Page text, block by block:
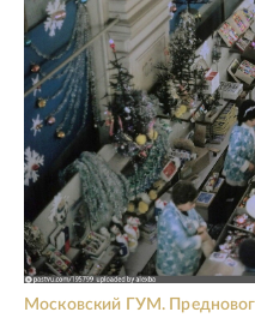
Московский ГУМ.